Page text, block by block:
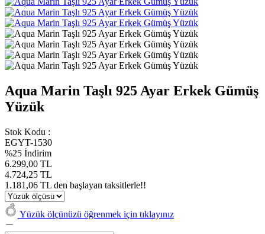
Aqua Marin Taşlı 925 Ayar Erkek Gümüş
Yüzük
Stok Kodu :
EGYT-1530
%25 İndirim
6.299,00 TL
4.724,25 TL
1.181,06 TL den başlayan taksitlerle!!
Yüzük ölçünüzü öğrenmek için tıklayınız